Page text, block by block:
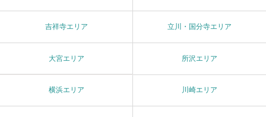
吉祥寺エリア 立川・国分寺エリア
大宮エリア 所沢エリア
横浜エリア 川崎エリア